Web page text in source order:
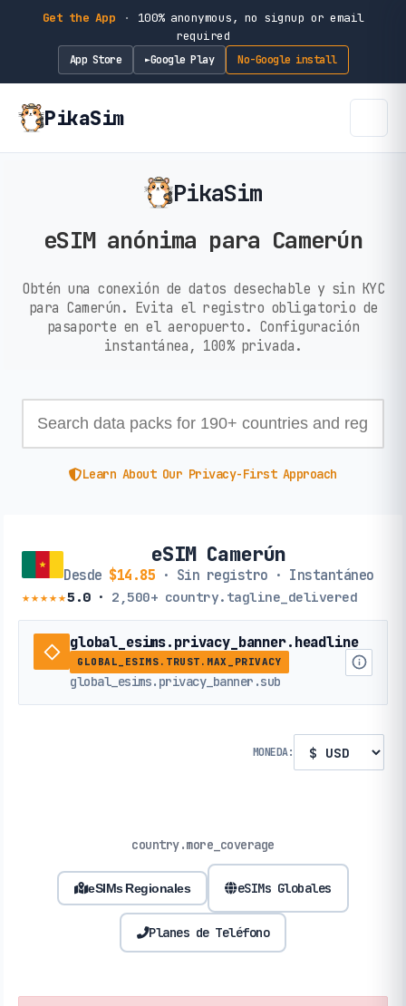
Get the App ·
100% anonymous, no signup or email
required
App Store ►Google Play No-Google install
PikaSim
PikaSim
eSIM anónima para Camerún
Obtén una conexión de datos desechable y sin KYC
para Camerún. Evita el registro obligatorio de
pasaporte en el aeropuerto. Configuración
instantánea, 100% privada.
Learn About Our Privacy-First Approach
eSIM Camerún
Desde $14.85 · Sin registro · Instantáneo
★★★★★5.0· 2,500+ country.tagline_delivered
global_esims.privacy_banner.headline
GLOBAL_ESIMS.TRUST.MAX_PRIVACY
global_esims.privacy_banner.sub
MONEDA:
country.more_coverage
eSIMs Regionales eSIMs Globales
Planes de Teléfono